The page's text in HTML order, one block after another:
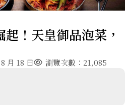
！天皇御品泡菜，
月 18 日 瀏覽次數：21,085